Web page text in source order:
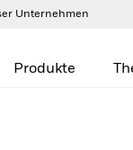
Unternehmen
Produkte